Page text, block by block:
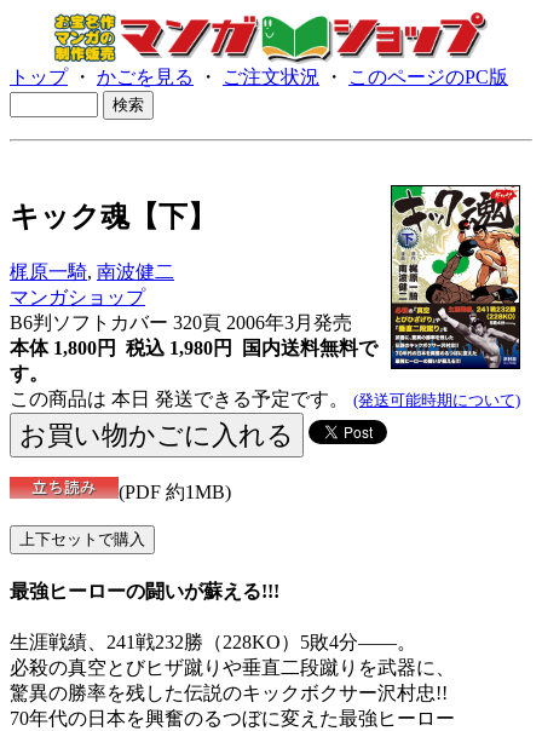
トップ・ かごを見る ・ ご注文状況 ・ このページのPC版
キック魂【下】
梶原一騎, 南波健二
マンガショップ
B6判ソフトカバー 320頁 2006年3月発売
本体 1,800円 税込 1,980円
国内送料無料で
す。
この商品は 本日 発送できる予定です。 (発送可能時期について)
(PDF 約1MB)
最強ヒーローの闘いが蘇える!!!
生涯戦績、241戦232勝（228KO）5敗4分――。
必殺の真空とびヒザ蹴りや垂直二段蹴りを武器に、
驚異の勝率を残した伝説のキックボクサー沢村忠!!
70年代の日本を興奮のるつぼに変えた最強ヒーロー